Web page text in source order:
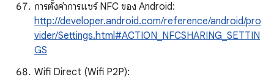
การตั้งค่าการแชร์ NFC ของ Android:
http://developer.android.com/reference/android/pro
vider/Settings.html#ACTION_NFCSHARING_SETTIN
GS
Wifi Direct (Wifi P2P):